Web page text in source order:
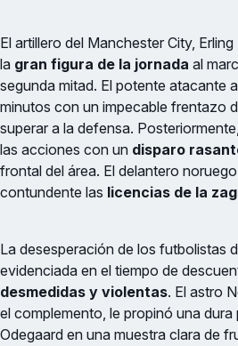
El artillero del Manchester City,
la gran figura de la jornada al
segunda mitad. El potente atacante
minutos con un impecable frentazo
superar a la defensa.
las acciones con un disparo
frontal del área. El delantero
contundente las licencias de la
La desesperación de los futbolistas
evidenciada en el tiempo de
desmedidas y violentas. El astro
el complemento, le propinó una dura
Odegaard en una muestra clara de